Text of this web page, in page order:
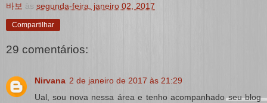
바보 às segunda-feira, janeiro 02, 2017
Compartilhar
29 comentários:
Nirvana 2 de janeiro de 2017 às 21:29
Ual, sou nova nessa área e tenho acompanhado seu blog